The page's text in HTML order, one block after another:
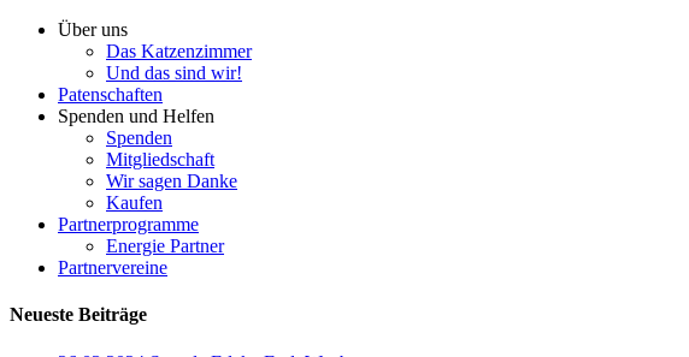
Über uns
Das Katzenzimmer
Und das sind wir!
Patenschaften
Spenden und Helfen
Spenden
Mitgliedschaft
Wir sagen Danke
Kaufen
Partnerprogramme
Energie Partner
Partnervereine
Neueste Beiträge